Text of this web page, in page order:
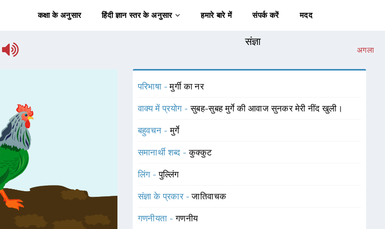
कक्षा के अनुसार हिंदी ज्ञान स्तर के अनुसार हमारे बारे में संपर्क करें मदद
संज्ञा
अगला
परिभाषा -मुर्गी का नर
वाक्य में प्रयोग -सुबह-सुबह मुर्गे की आवाज सुनकर मेरी नींद खुली।
बहुवचन -मुर्गे
समानार्थी शब्द -कुक्कुट
लिंग -पुल्लिंग
संज्ञा के प्रकार -जातिवाचक
गणनीयता -गणनीय